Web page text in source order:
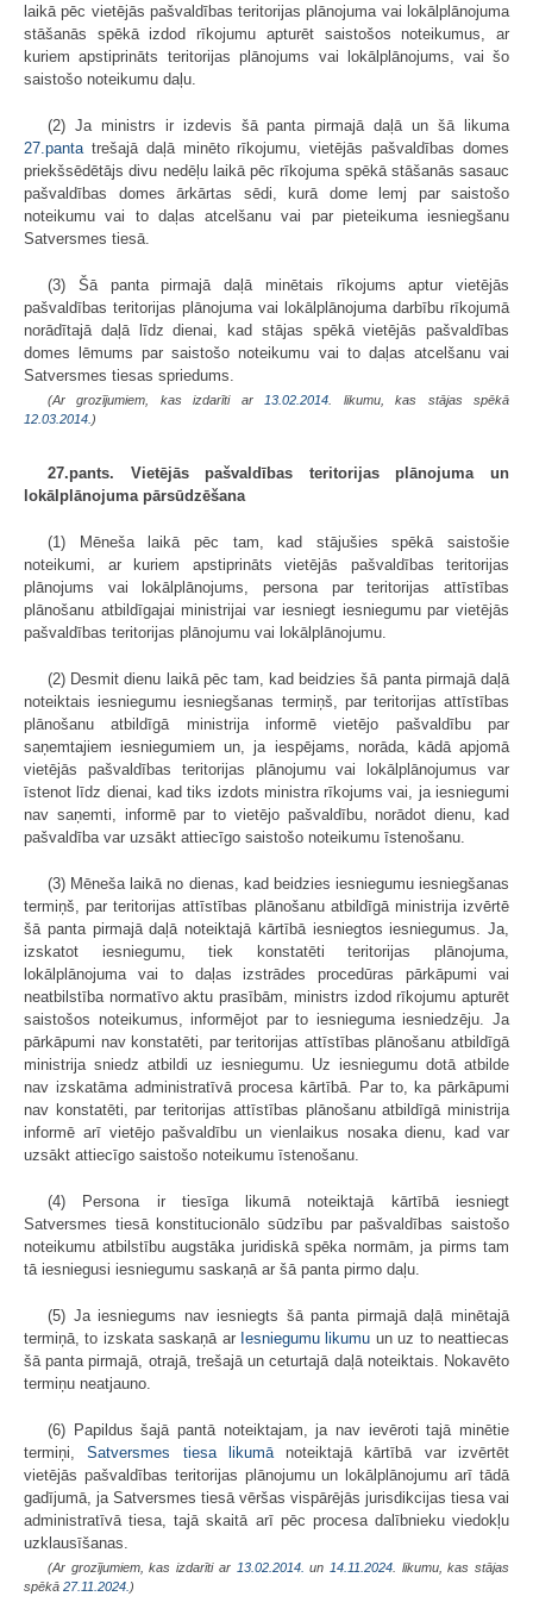
laikā pēc vietējās pašvaldības teritorijas plānojuma vai lokālplānojuma
stāšanās spēkā izdod rīkojumu apturēt saistošos noteikumus, ar
kuriem apstiprināts teritorijas plānojums vai lokālplānojums, vai šo
saistošo noteikumu daļu.
(2) Ja ministrs ir izdevis šā panta pirmajā daļā un šā likuma
27.pantatrešajā daļā minēto rīkojumu, vietējās pašvaldības domes
priekšsēdētājs divu nedēļu laikā pēc rīkojuma spēkā stāšanās sasauc
pašvaldības domes ārkārtas sēdi, kurā dome lemj par saistošo
noteikumu vai to daļas atcelšanu vai par pieteikuma iesniegšanu
Satversmes tiesā.
(3) Šā panta pirmajā daļā minētais rīkojums aptur vietējās
pašvaldības teritorijas plānojuma vai lokālplānojuma darbību rīkojumā
norādītajā daļā līdz dienai, kad stājas spēkā vietējās pašvaldības
domes lēmums par saistošo noteikumu vai to daļas atcelšanu vai
Satversmes tiesas spriedums.
(Ar grozījumiem, kas izdarīti ar 13.02.2014 . likumu, kas stājas spēkā
12.03.2014. )
27.pants. Vietējās pašvaldības teritorijas plānojuma un
lokālplānojuma pārsūdzēšana
(1) Mēneša laikā pēc tam, kad stājušies spēkā saistošie
noteikumi, ar kuriem apstiprināts vietējās pašvaldības teritorijas
plānojums vai lokālplānojums, persona par teritorijas attīstības
plānošanu atbildīgajai ministrijai var iesniegt iesniegumu par vietējās
pašvaldības teritorijas plānojumu vai lokālplānojumu.
(2) Desmit dienu laikā pēc tam, kad beidzies šā panta pirmajā daļā
noteiktais iesniegumu iesniegšanas termiņš, par teritorijas attīstības
plānošanu atbildīgā ministrija informē vietējo pašvaldību par
saņemtajiem iesniegumiem un, ja iespējams, norāda, kādā apjomā
vietējās pašvaldības teritorijas plānojumu vai lokālplānojumus var
īstenot līdz dienai, kad tiks izdots ministra rīkojums vai, ja iesniegumi
nav saņemti, informē par to vietējo pašvaldību, norādot dienu, kad
pašvaldība var uzsākt attiecīgo saistošo noteikumu īstenošanu.
(3) Mēneša laikā no dienas, kad beidzies iesniegumu iesniegšanas
termiņš, par teritorijas attīstības plānošanu atbildīgā ministrija izvērtē
šā panta pirmajā daļā noteiktajā kārtībā iesniegtos iesniegumus. Ja,
izskatot iesniegumu, tiek konstatēti teritorijas plānojuma,
lokālplānojuma vai to daļas izstrādes procedūras pārkāpumi vai
neatbilstība normatīvo aktu prasībām, ministrs izdod rīkojumu apturēt
saistošos noteikumus, informējot par to iesnieguma iesniedzēju. Ja
pārkāpumi nav konstatēti, par teritorijas attīstības plānošanu atbildīgā
ministrija sniedz atbildi uz iesniegumu. Uz iesniegumu dotā atbilde
nav izskatāma administratīvā procesa kārtībā. Par to, ka pārkāpumi
nav konstatēti, par teritorijas attīstības plānošanu atbildīgā ministrija
informē arī vietējo pašvaldību un vienlaikus nosaka dienu, kad var
uzsākt attiecīgo saistošo noteikumu īstenošanu.
(4) Persona ir tiesīga likumā noteiktajā kārtībā iesniegt
Satversmes tiesā konstitucionālo sūdzību par pašvaldības saistošo
noteikumu atbilstību augstāka juridiskā spēka normām, ja pirms tam
tā iesniegusi iesniegumu saskaņā ar šā panta pirmo daļu.
(5) Ja iesniegums nav iesniegts šā panta pirmajā daļā minētajā
termiņā, to izskata saskaņā ar Iesniegumu likumu un uz to neattiecas
šā panta pirmajā, otrajā, trešajā un ceturtajā daļā noteiktais. Nokavēto
termiņu neatjauno.
(6) Papildus šajā pantā noteiktajam, ja nav ievēroti tajā minētie
termiņi,Satversmes tiesa likumānoteiktajā kārtībā var izvērtēt
vietējās pašvaldības teritorijas plānojumu un lokālplānojumu arī tādā
gadījumā, ja Satversmes tiesā vēršas vispārējās jurisdikcijas tiesa vai
administratīvā tiesa, tajā skaitā arī pēc procesa dalībnieku viedokļu
uzklausīšanas.
(Ar grozījumiem, kas izdarīti ar 13.02.2014. un 14.11.2024. likumu, kas stājas
spēkā 27.11.2024. )